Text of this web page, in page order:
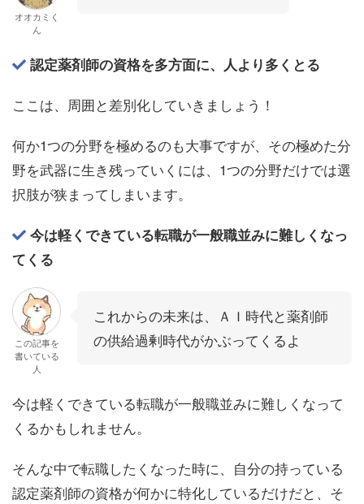
オオカミく
ん
認定薬剤師の資格を多方面に、人より多くとる
ここは、周囲と差別化していきましょう！
何か1つの分野を極めるのも大事ですが、その極めた分
野を武器に生き残っていくには、1つの分野だけでは選
択肢が狭まってしまいます。
今は軽くできている転職が一般職並みに難しくなっ
てくる
この記事を
書いている
人
これからの未来は、ＡＩ時代と薬剤師
の供給過剰時代がかぶってくるよ
今は軽くできている転職が一般職並みに難しくなって
くるかもしれません。
そんな中で転職したくなった時に、自分の持っている
認定薬剤師の資格が何かに特化しているだけだと、そ